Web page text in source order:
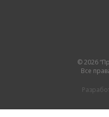
© 2026
Все